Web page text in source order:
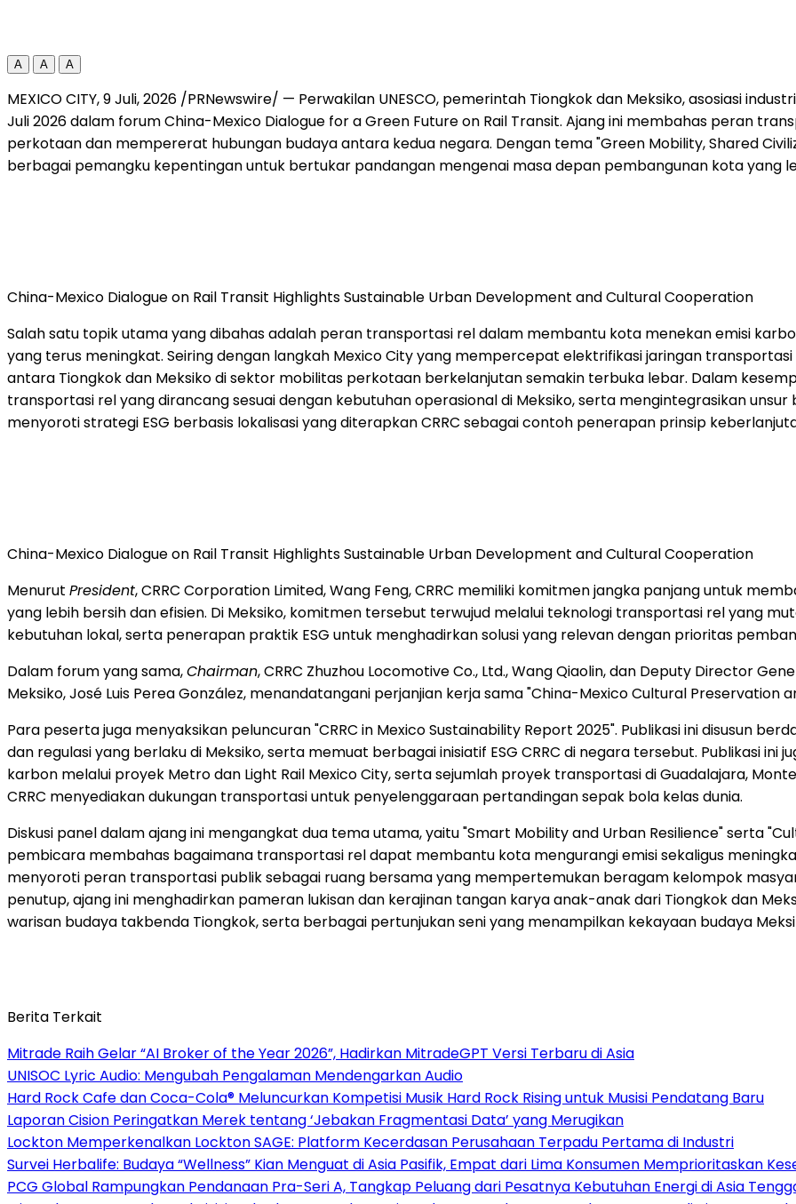
A A A
MEXICO CITY,9 Juli, 2026 /PRNewswire/ — Perwakilan UNESCO, pemerintah Tiongkok dan Meksiko, asosiasi
Juli 2026 dalam forum China-Mexico Dialogue for a Green Future on Rail Transit. Ajang ini membahas peran
perkotaan dan mempererat hubungan budaya antara kedua negara. Dengan tema "Green Mobility, Shared
berbagai pemangku kepentingan untuk bertukar pandangan mengenai masa depan pembangunan kota yang
China-Mexico Dialogue on Rail Transit Highlights Sustainable Urban Development and Cultural Cooperation
Salah satu topik utama yang dibahas adalah peran transportasi rel dalam membantu kota menekan emisi
yang terus meningkat. Seiring dengan langkah Mexico City yang mempercepat elektrifikasi jaringan
antara Tiongkok dan Meksiko di sektor mobilitas perkotaan berkelanjutan semakin terbuka lebar. Dalam
transportasi rel yang dirancang sesuai dengan kebutuhan operasional di Meksiko, serta mengintegrasikan unsur
menyoroti strategi ESG berbasis lokalisasi yang diterapkan CRRC sebagai contoh penerapan prinsip
China-Mexico Dialogue on Rail Transit Highlights Sustainable Urban Development and Cultural Cooperation
Menurut President, CRRC Corporation Limited, Wang Feng, CRRC memiliki komitmen jangka panjang untuk
yang lebih bersih dan efisien. Di Meksiko, komitmen tersebut terwujud melalui teknologi transportasi rel yang
kebutuhan lokal, serta penerapan praktik ESG untuk menghadirkan solusi yang relevan dengan prioritas
Dalam forum yang sama,Chairman, CRRC Zhuzhou Locomotive Co., Ltd., Wang Qiaolin, dan Deputy Director
Meksiko, José Luis Perea González, menandatangani perjanjian kerja sama "China-Mexico Cultural Preservation
Para peserta juga menyaksikan peluncuran "CRRC in Mexico Sustainability Report 2025". Publikasi ini disusun
dan regulasi yang berlaku di Meksiko, serta memuat berbagai inisiatif ESG CRRC di negara tersebut. Publikasi ini
karbon melalui proyek Metro dan Light Rail Mexico City, serta sejumlah proyek transportasi di Guadalajara,
CRRC menyediakan dukungan transportasi untuk penyelenggaraan pertandingan sepak bola kelas dunia.
Diskusi panel dalam ajang ini mengangkat dua tema utama, yaitu "Smart Mobility and Urban Resilience" serta
pembicara membahas bagaimana transportasi rel dapat membantu kota mengurangi emisi sekaligus
menyoroti peran transportasi publik sebagai ruang bersama yang mempertemukan beragam kelompok
penutup, ajang ini menghadirkan pameran lukisan dan kerajinan tangan karya anak-anak dari Tiongkok dan
warisan budaya takbenda Tiongkok, serta berbagai pertunjukan seni yang menampilkan kekayaan budaya
Berita Terkait
Mitrade Raih Gelar “AI Broker of the Year 2026”, Hadirkan MitradeGPT Versi Terbaru di Asia
UNISOC Lyric Audio: Mengubah Pengalaman Mendengarkan Audio
Hard Rock Cafe dan Coca-Cola® Meluncurkan Kompetisi Musik Hard Rock Rising untuk Musisi Pendatang Baru
Laporan Cision Peringatkan Merek tentang ‘Jebakan Fragmentasi Data’ yang Merugikan
Lockton Memperkenalkan Lockton SAGE: Platform Kecerdasan Perusahaan Terpadu Pertama di Industri
Survei Herbalife: Budaya “Wellness” Kian Menguat di Asia Pasifik, Empat dari Lima Konsumen Memprioritaskan
PCG Global Rampungkan Pendanaan Pra-Seri A, Tangkap Peluang dari Pesatnya Kebutuhan Energi di Asia